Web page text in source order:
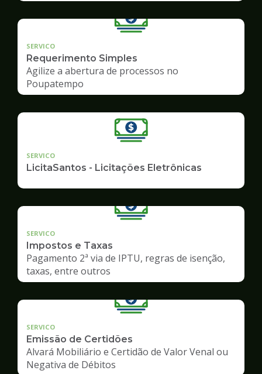
SERVICO
Requerimento Simples
Agilize a abertura de processos no
Poupatempo
SERVICO
LicitaSantos - Licitações Eletrônicas
SERVICO
Impostos e Taxas
Pagamento 2ª via de IPTU, regras de isenção,
taxas, entre outros
SERVICO
Emissão de Certidões
Alvará Mobiliário e Certidão de Valor Venal ou
Negativa de Débitos